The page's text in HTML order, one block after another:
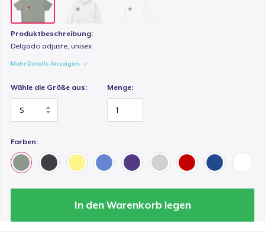
Produktbeschreibung:
Delgado adjuste, unisex
Mehr Details Anzeigen
Wähle die Größe aus: Menge:
Farben:
In den Warenkorb legen